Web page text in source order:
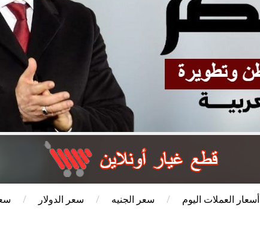
أسعار العملات اليوم / سعر الجنيه / سعر الدولار /